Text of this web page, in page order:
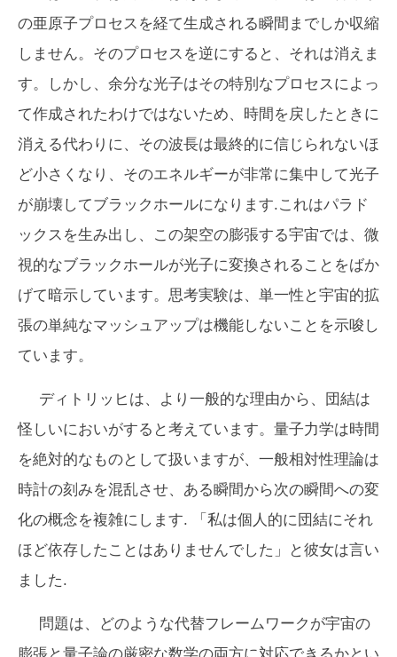
の亜原子プロセスを経て生成される瞬間までしか収縮
しません。そのプロセスを逆にすると、それは消えま
す。しかし、余分な光子はその特別なプロセスによっ
て作成されたわけではないため、時間を戻したときに
消える代わりに、その波長は最終的に信じられないほ
ど小さくなり、そのエネルギーが非常に集中して光子
が崩壊してブラックホールになります.これはパラド
ックスを生み出し、この架空の膨張する宇宙では、微
視的なブラックホールが光子に変換されることをばか
げて暗示しています。思考実験は、単一性と宇宙的拡
張の単純なマッシュアップは機能しないことを示唆し
ています。
ディトリッヒは、より一般的な理由から、団結は
怪しいにおいがすると考えています。量子力学は時間
を絶対的なものとして扱いますが、一般相対性理論は
時計の刻みを混乱させ、ある瞬間から次の瞬間への変
化の概念を複雑にします. 「私は個人的に団結にそれ
ほど依存したことはありませんでした」と彼女は言い
ました.
問題は、どのような代替フレームワークが宇宙の